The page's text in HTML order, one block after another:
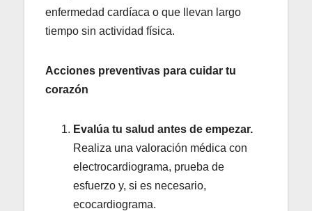
enfermedad cardíaca o que llevan largo
tiempo sin actividad física.
Acciones preventivas para cuidar tu
corazón
Evalúa tu salud antes de empezar.
Realiza una valoración médica con
electrocardiograma, prueba de
esfuerzo y, si es necesario,
ecocardiograma.